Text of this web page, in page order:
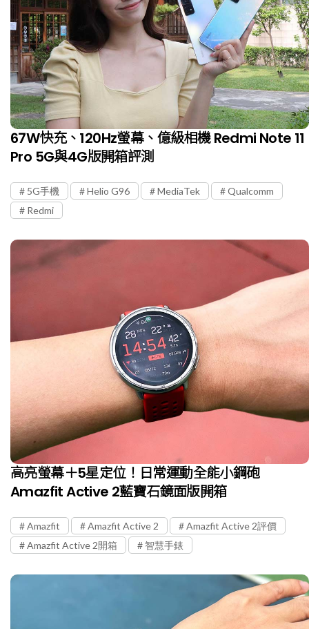
67W快充、120Hz螢幕、億級相機 Redmi Note 11
Pro 5G與4G版開箱評測
5G手機 Helio G96 MediaTek
Qualcomm
Redmi
高亮螢幕＋5星定位！日常運動全能小鋼砲
Amazfit Active 2藍寶石鏡面版開箱
Amazfit Amazfit Active 2
Amazfit Active 2評價
Amazfit Active 2開箱
智慧手錶